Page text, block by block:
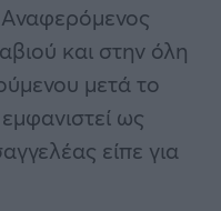
και στην όλη
μετά το
ως
είπε για